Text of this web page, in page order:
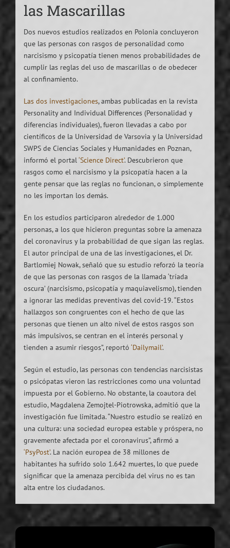
las Mascarillas
Dos nuevos estudios realizados en Polonia concluyeron
que las personas con rasgos de personalidad como
narcisismo y psicopatía tienen menos probabilidades de
cumplir las reglas del uso de mascarillas o de obedecer
al confinamiento.
Las dos investigaciones, ambas publicadas en la revista
Personality and Individual Differences (Personalidad y
diferencias individuales), fueron llevadas a cabo por
científicos de la Universidad de Varsovia y la Universidad
SWPS de Ciencias Sociales y Humanidades en Poznan,
informó el portal‘Science Direct’. Descubrieron que
rasgos como el narcisismo y la psicopatía hacen a la
gente pensar que las reglas no funcionan, o simplemente
no les importan los demás.
En los estudios participaron alrededor de 1.000
personas, a los que hicieron preguntas sobre la amenaza
del coronavirus y la probabilidad de que sigan las reglas.
El autor principal de una de las investigaciones, el Dr.
Bartlomiej Nowak, señaló que su estudio reforzó la teoría
de que las personas con rasgos de la llamada ‘tríada
oscura’ (narcisismo, psicopatía y maquiavelismo), tienden
a ignorar las medidas preventivas del covid-19. “Estos
hallazgos son congruentes con el hecho de que las
personas que tienen un alto nivel de estos rasgos son
más impulsivos, se centran en el interés personal y
tienden a asumir riesgos”, reportó ‘Dailymail’.
Según el estudio, las personas con tendencias narcisistas
o psicópatas vieron las restricciones como una voluntad
impuesta por el Gobierno. No obstante, la coautora del
estudio, Magdalena Zemojtel-Piotrowska, admitió que la
investigación fue limitada. “Nuestro estudio se realizó en
una cultura: una sociedad europea estable y próspera, no
gravemente afectada por el coronavirus”, afirmó a
‘PsyPost’. La nación europea de 38 millones de
habitantes ha sufrido solo 1.642 muertes, lo que puede
significar que la amenaza percibida del virus no es tan
alta entre los ciudadanos.